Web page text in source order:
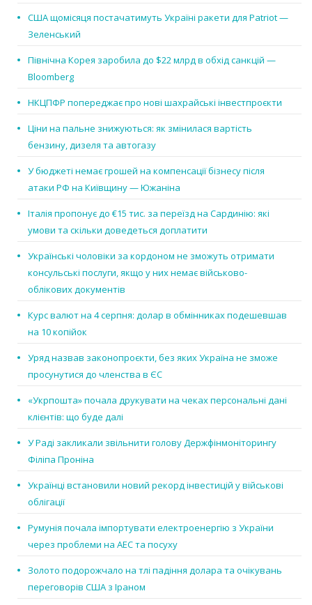
США щомісяця постачатимуть Україні ракети для Patriot —
Зеленський
Північна Корея заробила до $22 млрд в обхід санкцій —
Bloomberg
НКЦПФР попереджає про нові шахрайські інвестпроєкти
Ціни на пальне знижуються: як змінилася вартість
бензину, дизеля та автогазу
У бюджеті немає грошей на компенсації бізнесу після
атаки РФ на Київщину — Южаніна
Італія пропонує до €15 тис. за переїзд на Сардинію: які
умови та скільки доведеться доплатити
Українські чоловіки за кордоном не зможуть отримати
консульські послуги, якщо у них немає військово-
облікових документів
Курс валют на 4 серпня: долар в обмінниках подешевшав
на 10 копійок
Уряд назвав законопроєкти, без яких Україна не зможе
просунутися до членства в ЄС
«Укрпошта» почала друкувати на чеках персональні дані
клієнтів: що буде далі
У Раді закликали звільнити голову Держфінмоніторингу
Філіпа Проніна
Українці встановили новий рекорд інвестицій у військові
облігації
Румунія почала імпортувати електроенергію з України
через проблеми на АЕС та посуху
Золото подорожчало на тлі падіння долара та очікувань
переговорів США з Іраном